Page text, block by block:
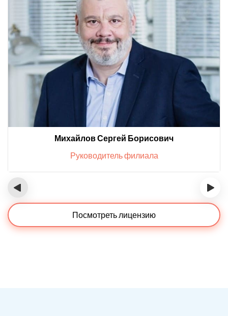
Михайлов Сергей Борисович
Руководитель филиала
‹ ›
Посмотреть лицензию